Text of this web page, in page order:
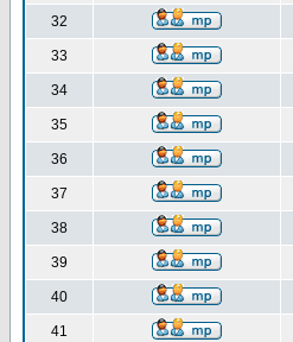
32
33
34
35
36
37
38
39
40
41